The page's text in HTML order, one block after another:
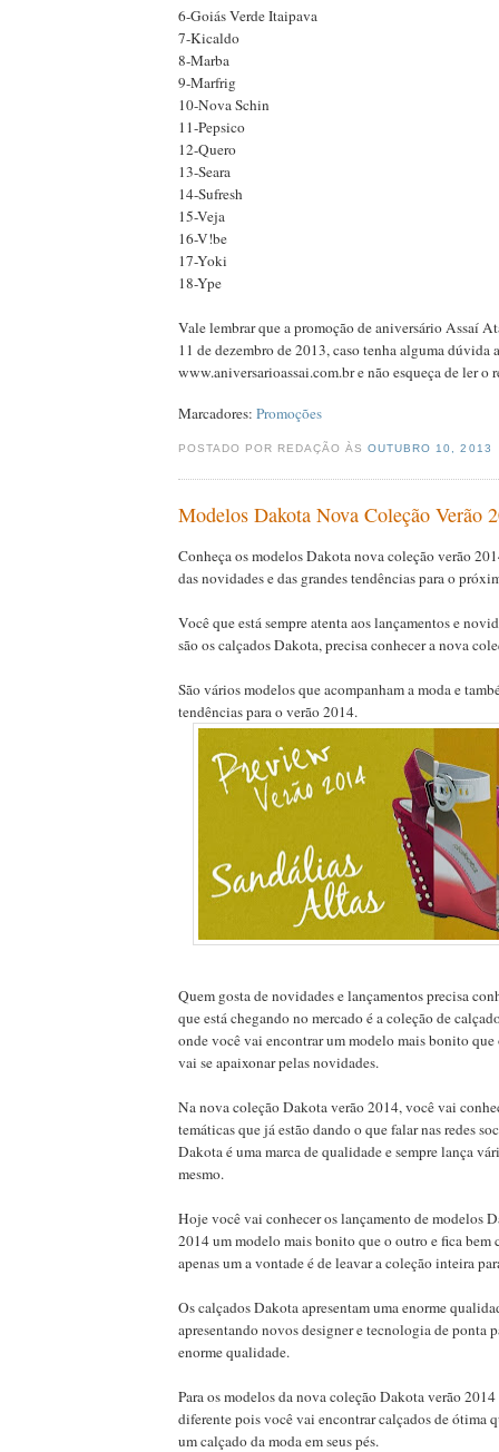
6-Goiás Verde Itaipava
7-Kicaldo
8-Marba
9-Marfrig
10-Nova Schin
11-Pepsico
12-Quero
13-Seara
14-Sufresh
15-Veja
16-V!be
17-Yoki
18-Ype
Vale lembrar que a promoção de aniversário Assaí
11 de dezembro de 2013, caso tenha alguma dúvida
www.aniversarioassai.com.br e não esqueça de ler o
Marcadores: Promoções
POSTADO POR REDAÇÃO ÀSOUTUBRO 10, 2013
Modelos Dakota Nova Coleção Verão
Conheça os modelos Dakota nova coleção verão
das novidades e das grandes tendências para o
Você que está sempre atenta aos lançamentos e
são os calçados Dakota, precisa conhecer a nova
São vários modelos que acompanham a moda e
tendências para o verão 2014.
Quem gosta de novidades e lançamentos precisa
que está chegando no mercado é a coleção de
onde você vai encontrar um modelo mais bonito que
vai se apaixonar pelas novidades.
Na nova coleção Dakota verão 2014, você vai
temáticas que já estão dando o que falar nas redes
Dakota é uma marca de qualidade e sempre lança
mesmo.
Hoje você vai conhecer os lançamento de modelos
2014 um modelo mais bonito que o outro e fica bem
apenas um a vontade é de leavar a coleção inteira
Os calçados Dakota apresentam uma enorme
apresentando novos designer e tecnologia de ponta
enorme qualidade.
Para os modelos da nova coleção Dakota verão 2014
diferente pois você vai encontrar calçados de ótima
um calçado da moda em seus pés.